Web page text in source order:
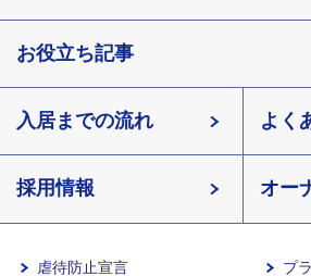
埼玉県
北海道 宮城
長野県 愛知
滋賀県 兵庫県
会社概要
有料老人ホームイリーゼとは
イリーゼが選ばれる理由
一日の流れ
お役立ち記事
知っておきたい介護の知識
介護用語をわかりやすく説明
有料老人ホームとは
入居までの流れ よく
採用情報 オー
虐待防止宣言 プ